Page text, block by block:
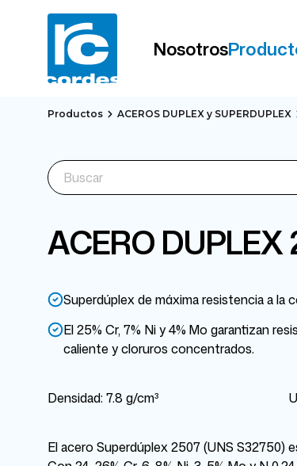
Nosotros
Productos ACEROS DUPLEX y SUPERDUPLEX
ACERO DUPLEX
Superdúplex de máxima resistencia a la
El 25% Cr, 7% Ni y 4% Mo garantizan
caliente y cloruros concentrados.
Densidad: 7.8 g/cm³
El acero Superdúplex 2507 (UNS S32750)